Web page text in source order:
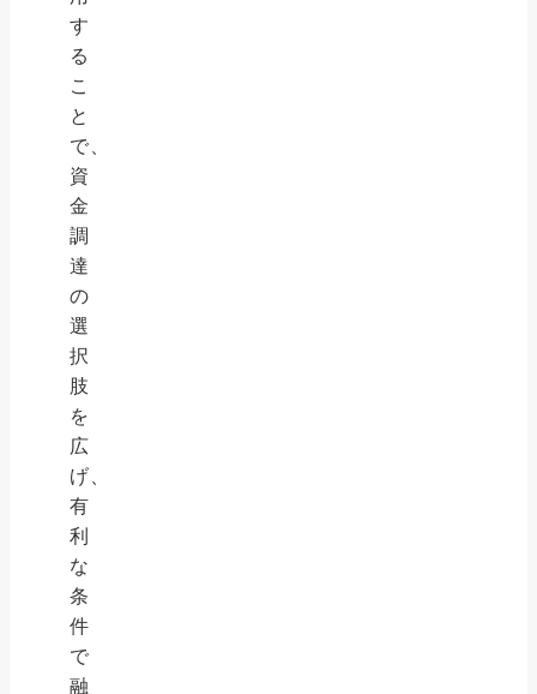
す
る
こ
と
で、
資
金
調
達
の
選
択
肢
を
広
げ、
有
利
な
条
件
で
融